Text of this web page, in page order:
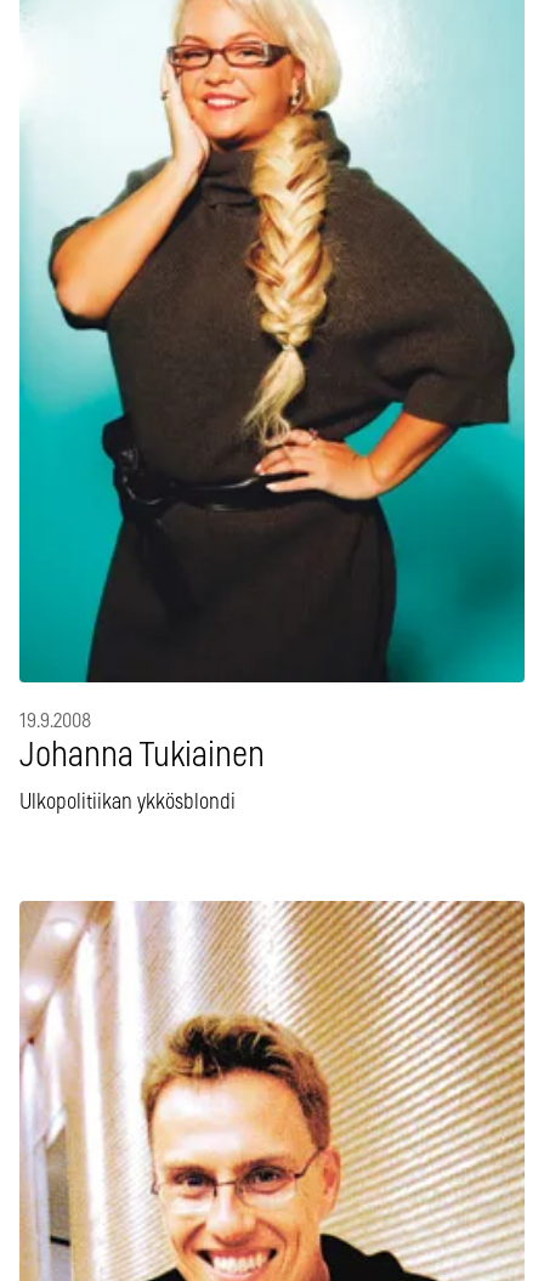
19.9.2008
Johanna Tukiainen
Ulkopolitiikan ykkösblondi